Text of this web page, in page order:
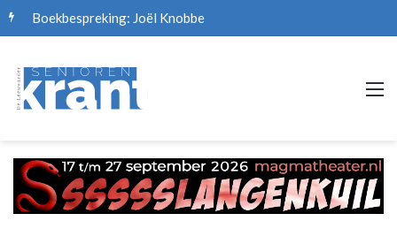
Boekbespreking: Joël Knobbe